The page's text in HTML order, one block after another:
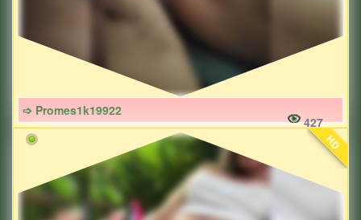
➩ Promes1k19922
427
HD